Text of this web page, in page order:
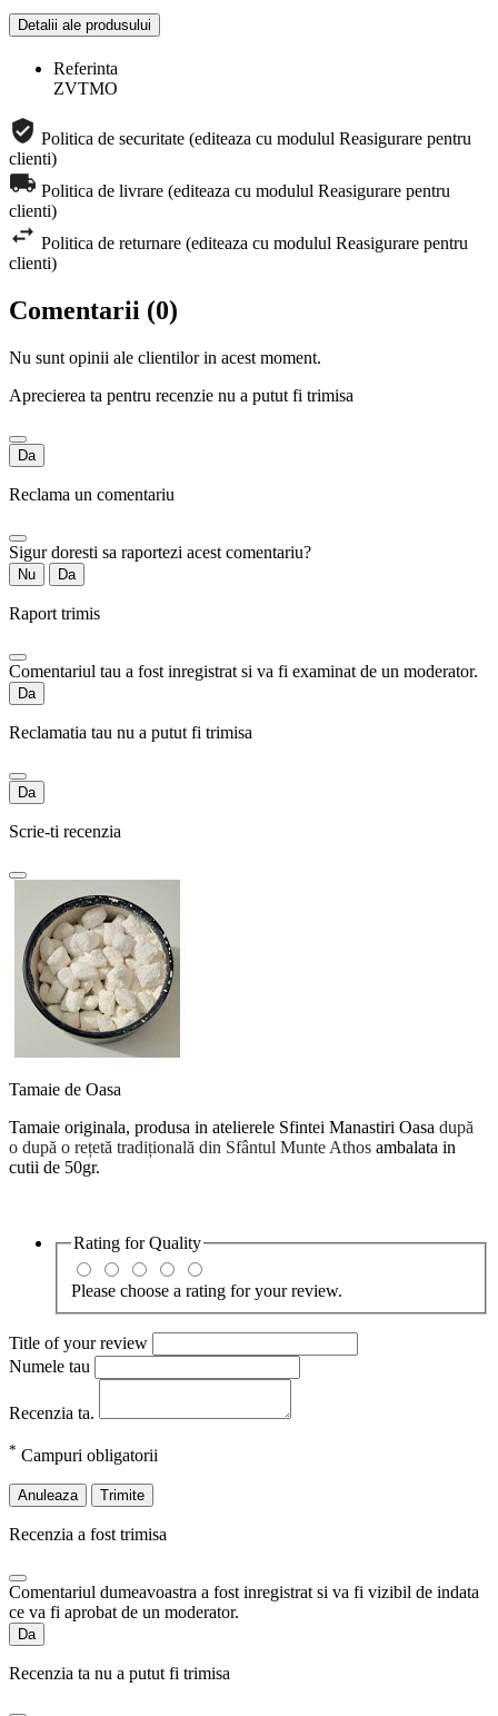
Detalii ale produsului
Referinta
ZVTMO
Politica de securitate (editeaza cu modulul Reasigurare pentru
clienti)
Politica de livrare (editeaza cu modulul Reasigurare pentru
clienti)
Politica de returnare (editeaza cu modulul Reasigurare pentru
clienti)
Comentarii (0)
Nu sunt opinii ale clientilor in acest moment.
Aprecierea ta pentru recenzie nu a putut fi trimisa
Da
Reclama un comentariu
Sigur doresti sa raportezi acest comentariu?
Nu Da
Raport trimis
Comentariul tau a fost inregistrat si va fi examinat de un moderator.
Da
Reclamatia tau nu a putut fi trimisa
Da
Scrie-ti recenzia
Tamaie de Oasa
Tamaie originala, produsa in atelierele Sfintei Manastiri Oasa după
o după o rețetă tradițională din Sfântul Munte Athos ambalata in
cutii de 50gr.
Rating forQuality
Please choose a rating for your review.
Title of your review
Numele tau
Recenzia ta.
* Campuri obligatorii
Anuleaza Trimite
Recenzia a fost trimisa
Comentariul dumeavoastra a fost inregistrat si va fi vizibil de indata
ce va fi aprobat de un moderator.
Da
Recenzia ta nu a putut fi trimisa